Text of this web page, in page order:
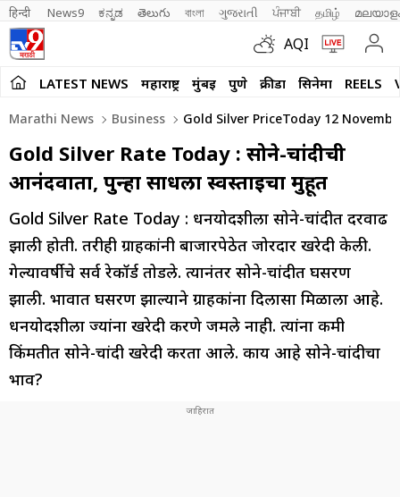
हिन्दी News9 ಕನ್ನಡ తెలుగు বাংলা ગુજરાતી ਪੰਜਾਬੀ தமிழ்
AQI
LATEST NEWS महाराष्ट्र मुंबई पुणे क्रीडा सिनेमा REELS
Marathi News Business Gold Silver PriceToday 12
Gold Silver Rate Today : सोने-चांदीची
आनंदवार्ता, पुन्हा साधला स्वस्ताईचा मुहूर्त
Gold Silver Rate Today : धनत्रयोदशीला सोने-चांदीत दरवाढ
झाली होती. तरीही ग्राहकांनी बाजारपेठेत जोरदार खरेदी केली.
गेल्यावर्षीचे सर्व रेकॉर्ड तोडले. त्यानंतर सोने-चांदीत घसरण
झाली. भावात घसरण झाल्याने ग्राहकांना दिलासा मिळाला आहे.
धनत्रयोदशीला ज्यांना खरेदी करणे जमले नाही. त्यांना कमी
किंमतीत सोने-चांदी खरेदी करता आले. काय आहे सोने-चांदीचा
भाव?